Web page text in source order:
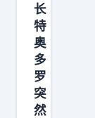
整
的
海
空
联
合
长
特
奥
多
罗
突
然